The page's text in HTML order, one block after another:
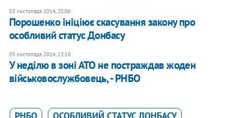
03 листопада 2014, 20:06
Порошенко ініціює скасування закону про
особливий статус Донбасу
03 листопада 2014, 13:18
У неділю в зоні АТО не постраждав жоден
військовослужбовець, - РНБО
РНБО ОСОБЛИВИЙ СТАТУС ДОНБАСУ